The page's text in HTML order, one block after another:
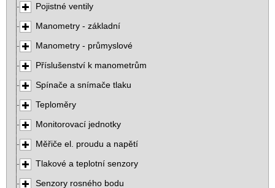
Pojistné ventily
Manometry - základní
Manometry - průmyslové
Příslušenství k manometrům
Spínače a snímače tlaku
Teploměry
Monitorovací jednotky
Měřiče el. proudu a napětí
Tlakové a teplotní senzory
Senzory rosného bodu